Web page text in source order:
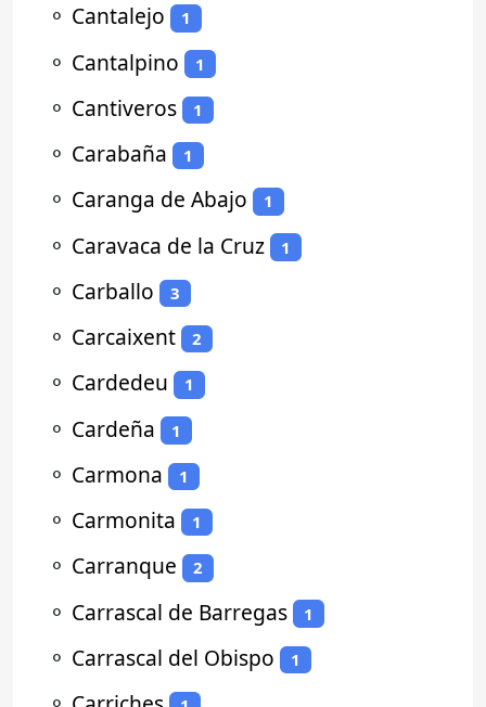
⚬ Cantalejo 1
⚬ Cantalpino 1
⚬ Cantiveros 1
⚬ Carabaña 1
⚬ Caranga de Abajo 1
⚬ Caravaca de la Cruz 1
⚬ Carballo 3
⚬ Carcaixent 2
⚬ Cardedeu 1
⚬ Cardeña 1
⚬ Carmona 1
⚬ Carmonita 1
⚬ Carranque 2
⚬ Carrascal de Barregas 1
⚬ Carrascal del Obispo 1